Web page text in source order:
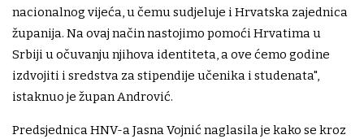
nacionalnog vijeća, u čemu sudjeluje i Hrvatska zajednica
županija. Na ovaj način nastojimo pomoći Hrvatima u
Srbiji u očuvanju njihova identiteta, a ove ćemo godine
izdvojiti i sredstva za stipendije učenika i studenata",
istaknuo je župan Andrović.
Predsjednica HNV-a Jasna Vojnić naglasila je kako se kroz